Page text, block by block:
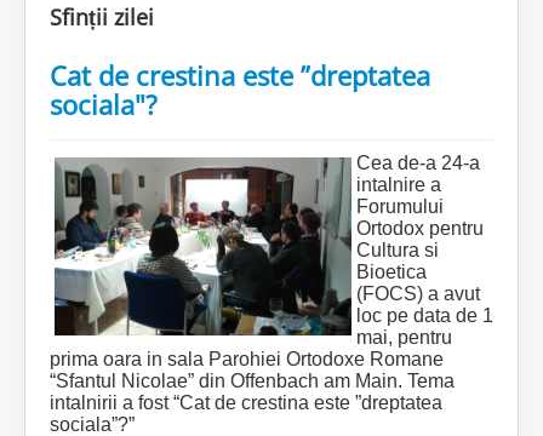
Foaia Parohiei
Activitati copii si tineri
Sfinții zilei
Cat de crestina este ”dreptatea
sociala"?
Cea de-a 24-a
intalnire a
Forumului
Ortodox pentru
Cultura si
Bioetica
(FOCS) a avut
loc pe data de 1
mai, pentru
prima oara in sala Parohiei Ortodoxe Romane
“Sfantul Nicolae” din Offenbach am Main. Tema
intalnirii a fost “Cat de crestina este ”dreptatea
sociala”?”